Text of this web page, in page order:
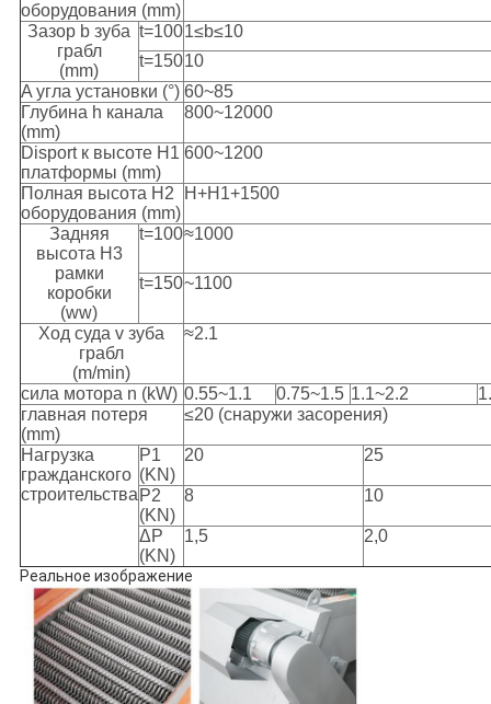
оборудования (mm)
Зазор b зуба
грабл
(mm)
t=1001≤b≤10
t=15010
Α угла установки (°) 60~85
Глубина h канала
(mm)
800~12000
Disport к высоте H1
платформы (mm)
600~1200
Полная высота H2
оборудования (mm)
H+H1+1500
Задняя
высота H3
рамки
коробки
(ww)
t=100≈1000
t=150~1100
Ход суда v зуба
грабл
(m/min)
≈2.1
сила мотора n (kW) 0.55~1.1 0.75~1.5 1.1~2.2
главная потеря
(mm)
≤20 (снаружи засорения)
Нагрузка
гражданского
строительства
P1
(KN)
20 25
P2
(KN)
8 10
ΔP
(KN)
1,5 2,0
Реальное изображение